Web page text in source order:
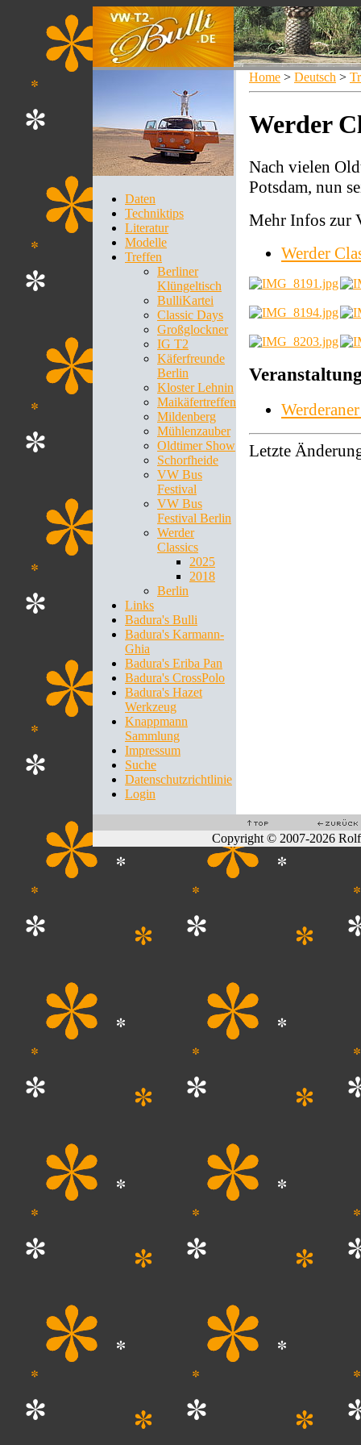
Daten
Techniktips
Literatur
Modelle
Treffen
Berliner
Klüngeltisch
BulliKartei
Classic Days
Großglockner
IG T2
Käferfreunde
Berlin
Kloster Lehnin
Maikäfertreffen
Mildenberg
Mühlenzauber
Oldtimer Show
Schorfheide
VW Bus
Festival
VW Bus
Festival Berlin
Werder
Classics
2025
2018
Berlin
Links
Badura's Bulli
Badura's Karmann-
Ghia
Badura's Eriba Pan
Badura's CrossPolo
Badura's Hazet
Werkzeug
Knappmann
Sammlung
Impressum
Suche
Datenschutzrichtlinie
Login
Home > Deutsch >
Werder
Nach vielen
Potsdam, nun
Mehr Infos zur
Werder
Letzte
Copyright © 2007-2026